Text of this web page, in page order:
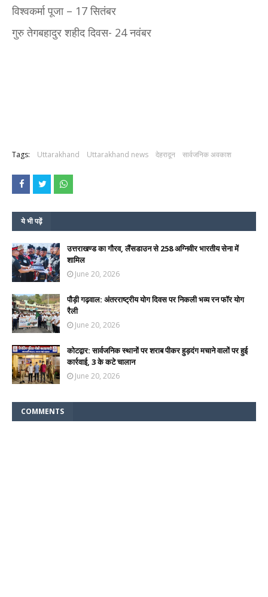
विश्वकर्मा पूजा – 17 सितंबर
गुरु तेगबहादुर शहीद दिवस- 24 नवंबर
Tags: Uttarakhand Uttarakhand news देहरादून सार्वजनिक अवकाश
ये भी पढ़ें
उत्तराखण्ड का गौरव, लैंसडाउन से 258 अग्निवीर भारतीय सेना में
शामिल
June 20, 2026
पौड़ी गढ़वाल: अंतरराष्ट्रीय योग दिवस पर निकली भव्य रन फॉर योग
रैली
June 20, 2026
कोटद्वार: सार्वजनिक स्थानों पर शराब पीकर हुड़दंग मचाने वालों पर हुई
कार्रवाई, 3 के कटे चालान
June 20, 2026
COMMENTS